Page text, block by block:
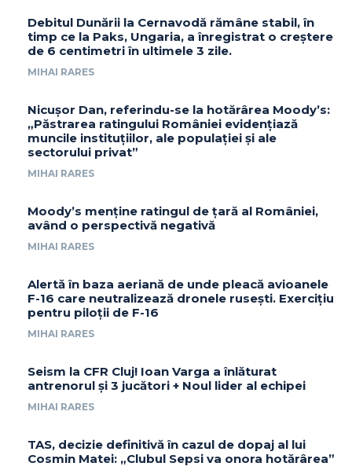
Debitul Dunării la Cernavodă rămâne stabil, în
timp ce la Paks, Ungaria, a înregistrat o creștere
de 6 centimetri în ultimele 3 zile.
MIHAI RARES
Nicușor Dan, referindu-se la hotărârea Moody’s:
„Păstrarea ratingului României evidențiază
muncile instituțiilor, ale populației și ale
sectorului privat”
MIHAI RARES
Moody’s menține ratingul de țară al României,
având o perspectivă negativă
MIHAI RARES
Alertă în baza aeriană de unde pleacă avioanele
F-16 care neutralizează dronele rusești. Exercițiu
pentru piloții de F-16
MIHAI RARES
Seism la CFR Cluj! Ioan Varga a înlăturat
antrenorul și 3 jucători + Noul lider al echipei
MIHAI RARES
TAS, decizie definitivă în cazul de dopaj al lui
Cosmin Matei: „Clubul Sepsi va onora hotărârea”